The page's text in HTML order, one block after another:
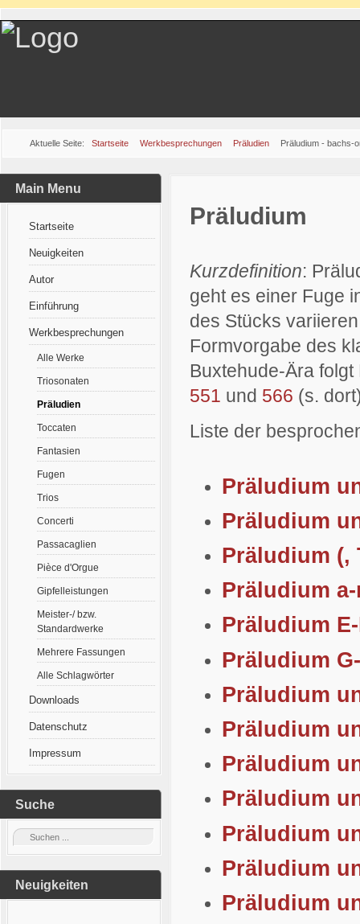
Aktuelle Seite: Startseite Werkbesprechungen Präludien Präludium - bachs-
Main Menu
Startseite
Neuigkeiten
Autor
Einführung
Werkbesprechungen
Alle Werke
Triosonaten
Präludien
Toccaten
Fantasien
Fugen
Trios
Concerti
Passacaglien
Pièce d'Orgue
Gipfelleistungen
Meister-/ bzw.
Standardwerke
Mehrere Fassungen
Alle Schlagwörter
Downloads
Datenschutz
Impressum
Suche
Neuigkeiten
Präludium
Kurzdefinition:
geht es einer Fuge
des Stücks
Formvorgabe des
Buxtehude-Ära
551 und 566 (s.
Liste der
Präludium
Präludium
Präludium (,
Präludium
Präludium
Präludium
Präludium
Präludium
Präludium
Präludium
Präludium
Präludium
Präludium